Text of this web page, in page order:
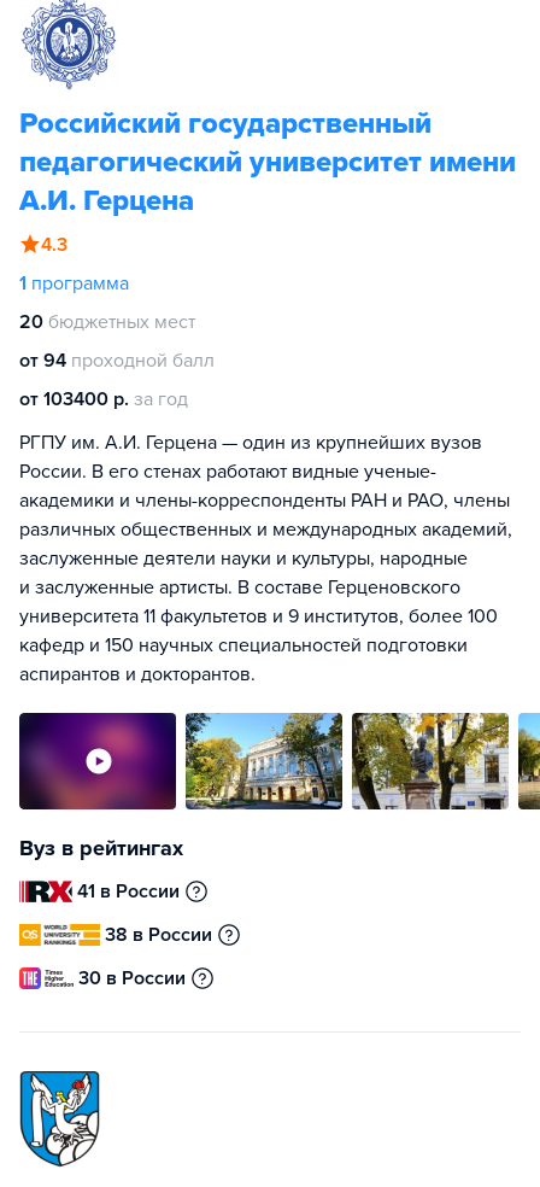
Российский государственный
педагогический университет имени
А.И. Герцена
4.3
1 программа
20 бюджетных мест
от 94 проходной балл
от 103400 р. за год
РГПУ им. А.И. Герцена — один из крупнейших вузов
России. В его стенах работают видные ученые-
академики и члены-корреспонденты РАН и РАО, члены
различных общественных и международных академий,
заслуженные деятели науки и культуры, народные
и заслуженные артисты. В составе Герценовского
университета 11 факультетов и 9 институтов, более 100
кафедр и 150 научных специальностей подготовки
аспирантов и докторантов.
Вуз в рейтингах
41 в России
38 в России
30 в России